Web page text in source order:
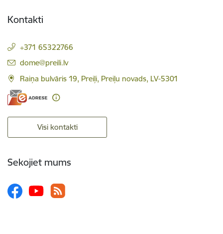
Kontakti
+371 65322766
E-pasts:
dome@preili.lv
Raiņa bulvāris 19, Preiļi, Preiļu novads, LV-5301
Visi kontakti
Sekojiet mums